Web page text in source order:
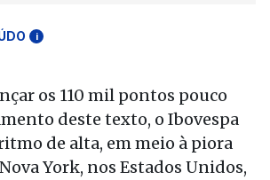
i
os 110 mil pontos pouco
deste texto, o Ibovespa
de alta, em meio à piora
York, nos Estados Unidos,